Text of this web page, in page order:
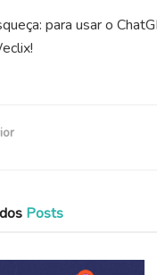
para usar o
Posts